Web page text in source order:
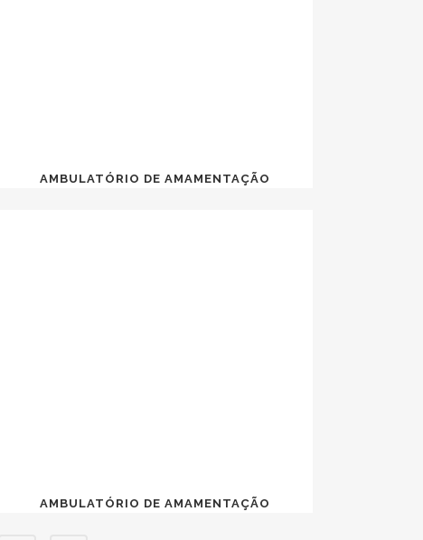
AMBULATÓRIO DE AMAMENTAÇÃO
AMBULATÓRIO DE AMAMENTAÇÃO